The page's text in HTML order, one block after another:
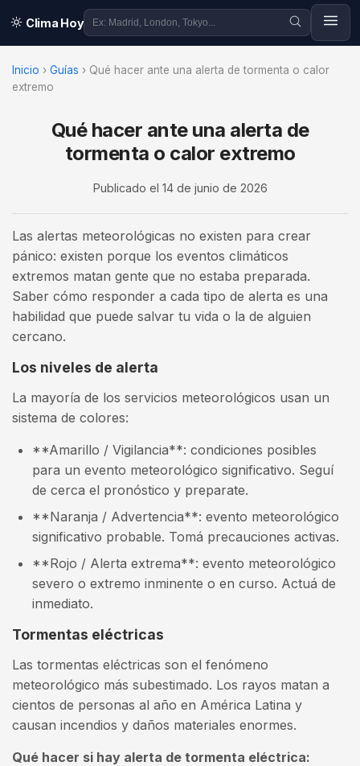
Clima Hoy
Inicio › Guías › Qué hacer ante una alerta de tormenta o calor
extremo
Qué hacer ante una alerta de
tormenta o calor extremo
Publicado el 14 de junio de 2026
Las alertas meteorológicas no existen para crear
pánico: existen porque los eventos climáticos
extremos matan gente que no estaba preparada.
Saber cómo responder a cada tipo de alerta es una
habilidad que puede salvar tu vida o la de alguien
cercano.
Los niveles de alerta
La mayoría de los servicios meteorológicos usan un
sistema de colores:
**Amarillo / Vigilancia**: condiciones posibles
para un evento meteorológico significativo. Seguí
de cerca el pronóstico y preparate.
**Naranja / Advertencia**: evento meteorológico
significativo probable. Tomá precauciones activas.
**Rojo / Alerta extrema**: evento meteorológico
severo o extremo inminente o en curso. Actuá de
inmediato.
Tormentas eléctricas
Las tormentas eléctricas son el fenómeno
meteorológico más subestimado. Los rayos matan a
cientos de personas al año en América Latina y
causan incendios y daños materiales enormes.
Qué hacer si hay alerta de tormenta eléctrica: